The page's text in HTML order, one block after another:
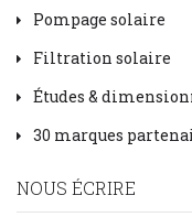
Pompage solaire
Filtration solaire
Études &
30 marques
NOUS ÉCRIRE